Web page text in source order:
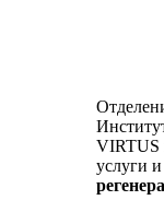
VIRTUS
услуги